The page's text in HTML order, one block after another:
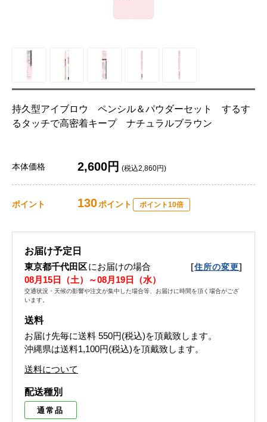
持久型アイブロウ ペンシル＆パウダーセット するす
るタッチで高密着キープ ナチュラルブラウン
本体価格 2,600円 (税込2,860円)
ポイント 130ポイント ポイント10倍
お届け予定日
東京都千代田区にお届けの場合 [住所の変更]
08月15日（土）～08月19日（水）
交通状況・天候の影響や注文が集中した場合等、お届けに時間を頂く場合がござ
います。
送料
お届け先毎に送料 550円(税込)を頂戴致します。
沖縄県は送料1,100円(税込)を頂戴致します。
送料について
配送種別
通常品